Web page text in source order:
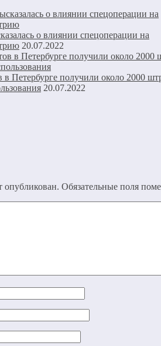
о влиянии спецоперации на
20.07.2022
в Петербурге получили около 2000
20.07.2022
опубликован. Обязательные поля